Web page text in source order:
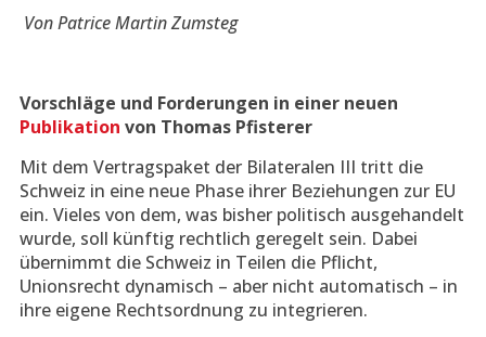
Von Patrice Martin Zumsteg
Vorschläge und Forderungen in einer neuen
Publikation von Thomas Pfisterer
Mit dem Vertragspaket der Bilateralen III tritt die
Schweiz in eine neue Phase ihrer Beziehungen zur EU
ein. Vieles von dem, was bisher politisch ausgehandelt
wurde, soll künftig rechtlich geregelt sein. Dabei
übernimmt die Schweiz in Teilen die Pflicht,
Unionsrecht dynamisch – aber nicht automatisch – in
ihre eigene Rechtsordnung zu integrieren.